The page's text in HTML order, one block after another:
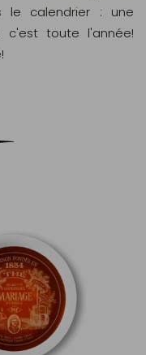
le calendrier : une
c'est toute l'année!